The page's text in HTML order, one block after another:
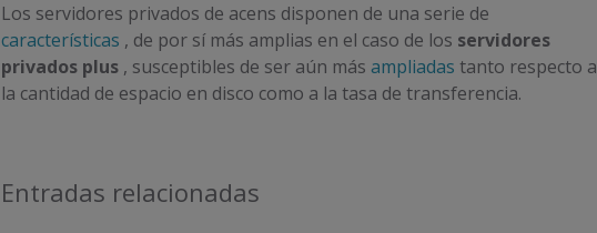
Los servidores privados de acens disponen de una serie de
características , de por sí más amplias en el caso de los servidores
privados plus , susceptibles de ser aún más ampliadas tanto respecto a
la cantidad de espacio en disco como a la tasa de transferencia.
Entradas relacionadas